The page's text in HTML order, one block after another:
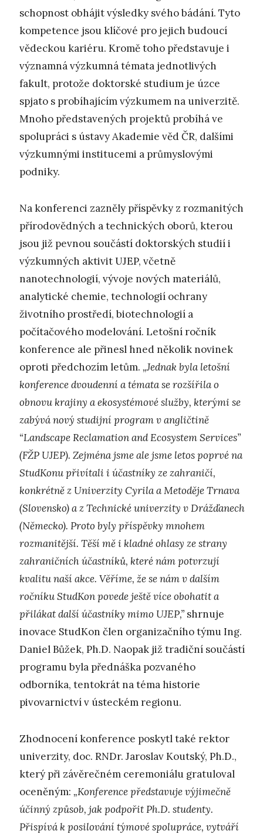
schopnost obhájit výsledky svého bádání. Tyto
kompetence jsou klíčové pro jejich budoucí
vědeckou kariéru. Kromě toho představuje i
významná výzkumná témata jednotlivých
fakult, protože doktorské studium je úzce
spjato s probíhajícím výzkumem na univerzitě.
Mnoho představených projektů probíhá ve
spolupráci s ústavy Akademie věd ČR, dalšími
výzkumnými institucemi a průmyslovými
podniky.
Na konferenci zazněly příspěvky z rozmanitých
přírodovědných a technických oborů, kterou
jsou již pevnou součástí doktorských studií i
výzkumných aktivit UJEP, včetně
nanotechnologií, vývoje nových materiálů,
analytické chemie, technologií ochrany
životního prostředí, biotechnologií a
počítačového modelování. Letošní ročník
konference ale přinesl hned několik novinek
oproti předchozím letům. „Jednak byla letošní
konference dvoudenní a témata se rozšířila o
obnovu krajiny a ekosystémové služby, kterými se
zabývá nový studijní program v angličtině
“Landscape Reclamation and Ecosystem Services”
(FŽP UJEP). Zejména jsme ale jsme letos poprvé na
StudKonu přivítali i účastníky ze zahraničí,
konkrétně z Univerzity Cyrila a Metoděje Trnava
(Slovensko) a z Technické univerzity v Drážďanech
(Německo). Proto byly příspěvky mnohem
rozmanitější. Těší mě i kladné ohlasy ze strany
zahraničních účastníků, které nám potvrzují
kvalitu naší akce. Věříme, že se nám v dalším
ročníku StudKon povede ještě více obohatit a
přilákat další účastníky mimo UJEP,” shrnuje
inovace StudKon člen organizačního týmu Ing.
Daniel Bůžek, Ph.D. Naopak již tradiční součástí
programu byla přednáška pozvaného
odborníka, tentokrát na téma historie
pivovarnictví v ústeckém regionu.
Zhodnocení konference poskytl také rektor
univerzity, doc. RNDr. Jaroslav Koutský, Ph.D.,
který při závěrečném ceremoniálu gratuloval
oceněným: „Konference představuje výjimečně
účinný způsob, jak podpořit Ph.D. studenty.
Přispívá k posilování týmové spolupráce, vytváří